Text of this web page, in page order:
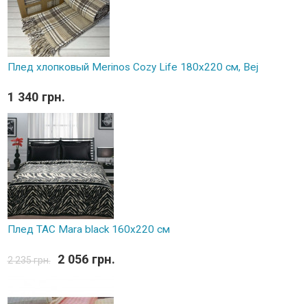
Плед хлопковый Merinos Cozy Life 180x220 см, Bej
1 340 грн.
Плед TAC Mara black 160х220 см
2 235 грн. 2 056 грн.